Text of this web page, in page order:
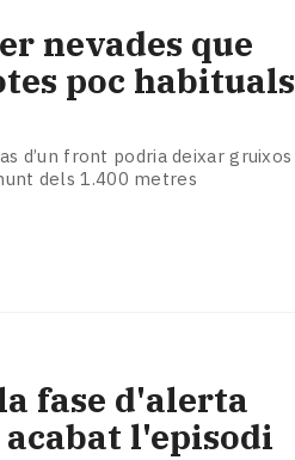
nevades que
poc habituals
d’un front podria deixar gruixos
dels 1.400 metres
fase d'alerta
l'episodi